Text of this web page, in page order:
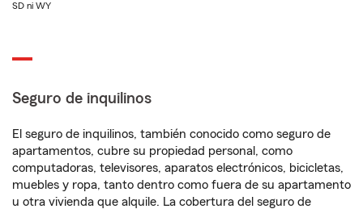
SD ni WY
Seguro de inquilinos
El seguro de inquilinos, también conocido como seguro de
apartamentos, cubre su propiedad personal, como
computadoras, televisores, aparatos electrónicos, bicicletas,
muebles y ropa, tanto dentro como fuera de su apartamento
u otra vivienda que alquile. La cobertura del seguro de